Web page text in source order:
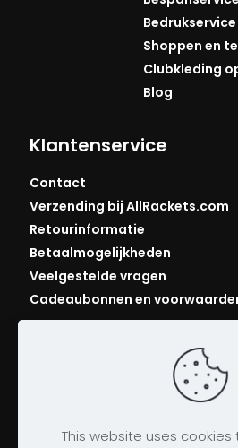
Bedrukservice
Shoppen en
Clubkleding
Blog
Klantenservice
Contact
Verzending bij AllRackets.com
Retourinformatie
Betaalmogelijkheden
Veelgestelde vragen
Cadeaubonnen en
This website uses